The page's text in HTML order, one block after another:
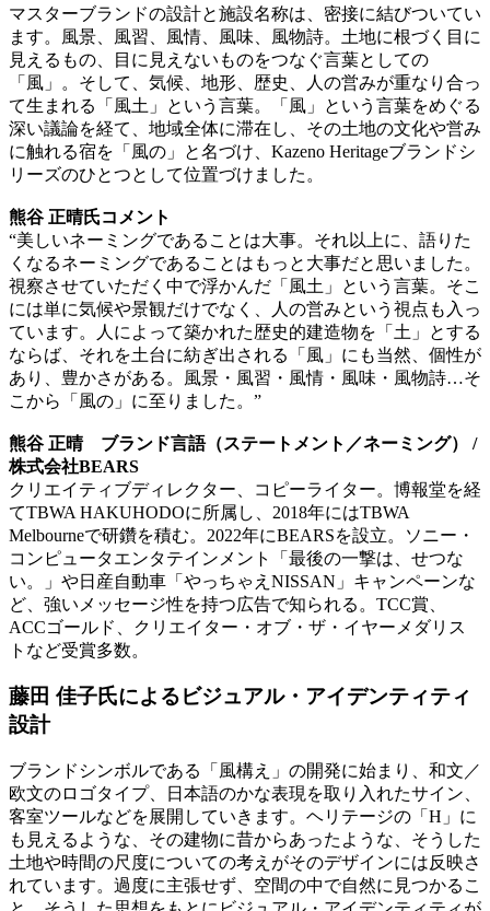
マスターブランドの設計と施設名称は、密接に結びついてい
ます。風景、風習、風情、風味、風物詩。土地に根づく目に
見えるもの、目に見えないものをつなぐ言葉としての
「風」。そして、気候、地形、歴史、人の営みが重なり合っ
て生まれる「風土」という言葉。「風」という言葉をめぐる
深い議論を経て、地域全体に滞在し、その土地の文化や営み
に触れる宿を「風の」と名づけ、Kazeno Heritageブランドシ
リーズのひとつとして位置づけました。
熊谷 正晴氏コメント
“美しいネーミングであることは大事。それ以上に、語りた
くなるネーミングであることはもっと大事だと思いました。
視察させていただく中で浮かんだ「風土」という言葉。そこ
には単に気候や景観だけでなく、人の営みという視点も入っ
ています。人によって築かれた歴史的建造物を「土」とする
ならば、それを土台に紡ぎ出される「風」にも当然、個性が
あり、豊かさがある。風景・風習・風情・風味・風物詩…そ
こから「風の」に至りました。”
熊谷 正晴 ブランド言語（ステートメント／ネーミング） /
株式会社BEARS
クリエイティブディレクター、コピーライター。博報堂を経
てTBWA HAKUHODOに所属し、2018年にはTBWA
Melbourneで研鑽を積む。2022年にBEARSを設立。ソニー・
コンピュータエンタテインメント「最後の一撃は、せつな
い。」や日産自動車「やっちゃえNISSAN」キャンペーンな
ど、強いメッセージ性を持つ広告で知られる。TCC賞、
ACCゴールド、クリエイター・オブ・ザ・イヤーメダリス
トなど受賞多数。
藤田 佳子氏によるビジュアル・アイデンティティ
設計
ブランドシンボルである「風構え」の開発に始まり、和文／
欧文のロゴタイプ、日本語のかな表現を取り入れたサイン、
客室ツールなどを展開していきます。ヘリテージの「H」に
も見えるような、その建物に昔からあったような、そうした
土地や時間の尺度についての考えがそのデザインには反映さ
れています。過度に主張せず、空間の中で自然に見つかるこ